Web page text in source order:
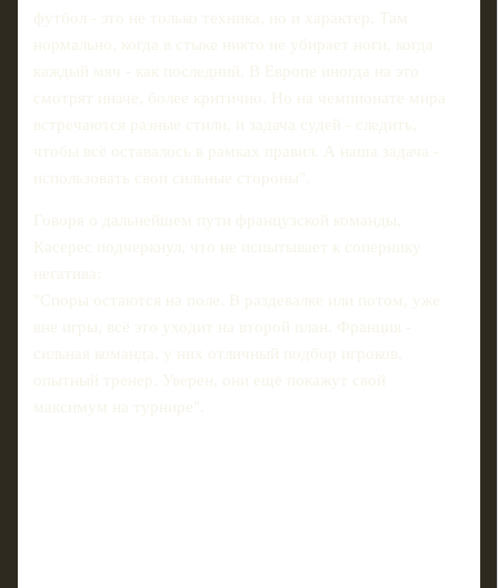
футбол - это не только техника, но и характер. Там
нормально, когда в стыке никто не убирает ноги, когда
каждый мяч - как последний. В Европе иногда на это
смотрят иначе, более критично. Но на чемпионате мира
встречаются разные стили, и задача судей - следить,
чтобы всё оставалось в рамках правил. А наша задача -
использовать свои сильные стороны".
Говоря о дальнейшем пути французской команды,
Касерес подчеркнул, что не испытывает к сопернику
негатива:
"Споры остаются на поле. В раздевалке или потом, уже
вне игры, всё это уходит на второй план. Франция -
сильная команда, у них отличный подбор игроков,
опытный тренер. Уверен, они ещё покажут свой
максимум на турнире".